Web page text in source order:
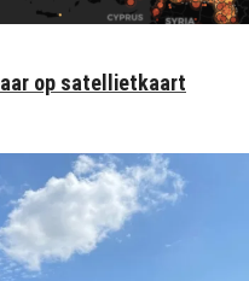
op satellietkaart